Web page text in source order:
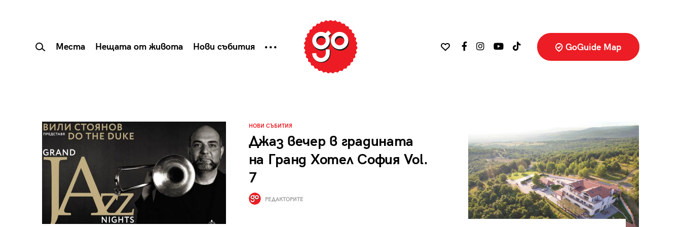
Места Нещата от живота Нови събития GoGuide Map
НОВИ СЪБИТИЯ
Джаз вечер в градината
на Гранд Хотел София Vol.
7
РЕДАКТОРИТЕ